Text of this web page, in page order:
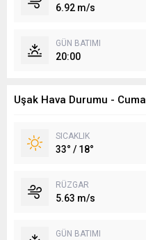
6.92 m/s
GÜN BATIMI
20:00
Uşak Hava Durumu - Cuma
SICAKLIK
33° / 18°
RÜZGAR
5.63 m/s
GÜN BATIMI